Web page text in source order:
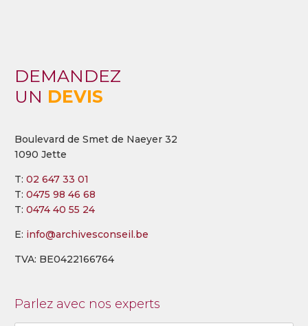
DEMANDEZ
UN DEVIS
Boulevard de Smet de Naeyer 32
1090 Jette
T: 02 647 33 01
T: 0475 98 46 68
T: 0474 40 55 24
E: info@archivesconseil.be
TVA: BE0422166764
Parlez avec nos experts